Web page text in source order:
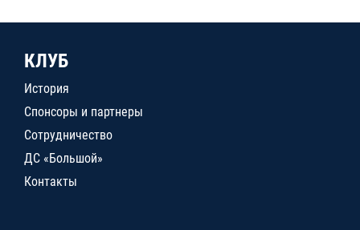
КЛУБ
История
Спонсоры и партнеры
Сотрудничество
ДС «Большой»
Контакты